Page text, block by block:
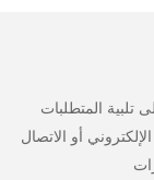
تلبية المتطلبات
أو الاتصال